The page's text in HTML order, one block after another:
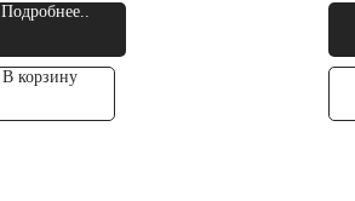
Подробнее..
В корзину